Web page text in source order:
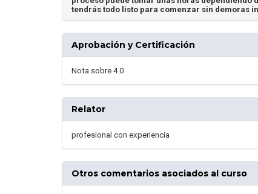
tendrás todo listo para comenzar sin demoras
Aprobación y Certificación
Nota sobre 4.0
Relator
profesional con experiencia
Otros comentarios asociados al curso